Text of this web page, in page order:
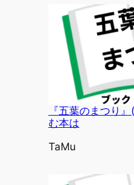
『五葉のまつり
む本は
投稿者
TaMu